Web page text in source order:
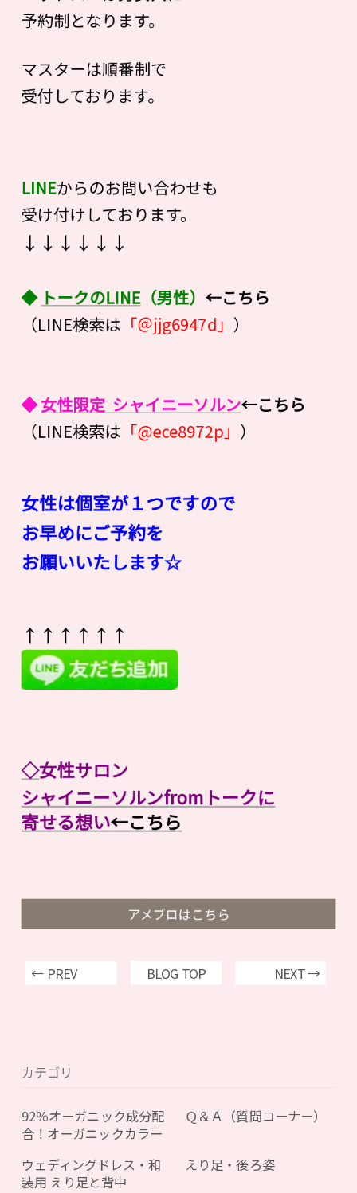
予約制となります。
マスターは順番制で
受付しております。
LINEからのお問い合わせも
受け付けしております。
↓↓↓↓↓↓
◆ トークのLINE（男性） ←こちら
（LINE検索は 「＠jjg6947d」 ）
◆女性限定 シャイニーソルン←こちら
（LINE検索は 「@ece8972p」 ）
女性は個室が１つですので
お早めにご予約を
お願いいたします☆
↑↑↑↑↑↑
◇女性サロン
シャイニーソルンfromトークに
寄せる想い←こちら
アメブロはこちら
← PREV BLOG TOP NEXT →
カテゴリ
92％オーガニック成分配
合！オーガニックカラー
Ｑ＆Ａ（質問コーナー）
ウェディングドレス・和
装用 えり足と背中
えり足・後ろ姿